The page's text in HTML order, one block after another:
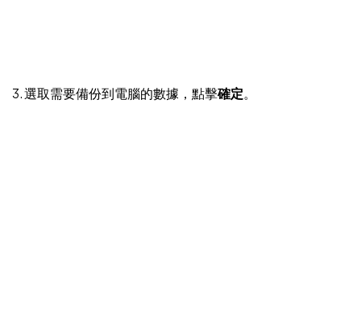
3. 選取需要備份到電腦的數據，點擊確定。